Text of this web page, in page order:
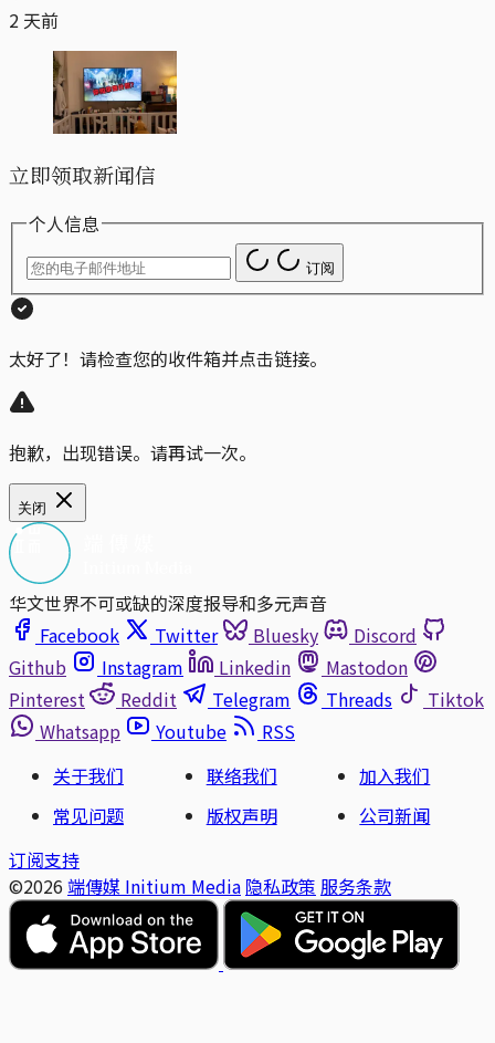
2 天前
立即领取新闻信
个人信息
订阅
太好了！请检查您的收件箱并点击链接。
抱歉，出现错误。请再试一次。
关闭
华文世界不可或缺的深度报导和多元声音
Facebook
Twitter Bluesky
Discord
Github
Instagram Linkedin
Mastodon
Pinterest
Reddit Telegram Threads
Tiktok
Whatsapp
Youtube
RSS
关于我们
联络我们
加入我们
常见问题
版权声明
公司新闻
订阅支持
©2026 端傳媒 Initium Media 隐私政策 服务条款